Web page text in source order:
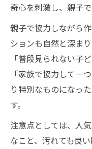
奇心を刺激し、親子
親子で協力しながら
ションも自然と深ま
「普段見られない子
「家族で協力して一
り特別なものになっ
す。
注意点としては、人
なこと、汚れても良